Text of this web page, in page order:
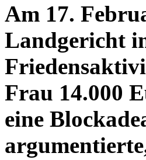
Am 17.
Landgericht
Frau 14.000
eine